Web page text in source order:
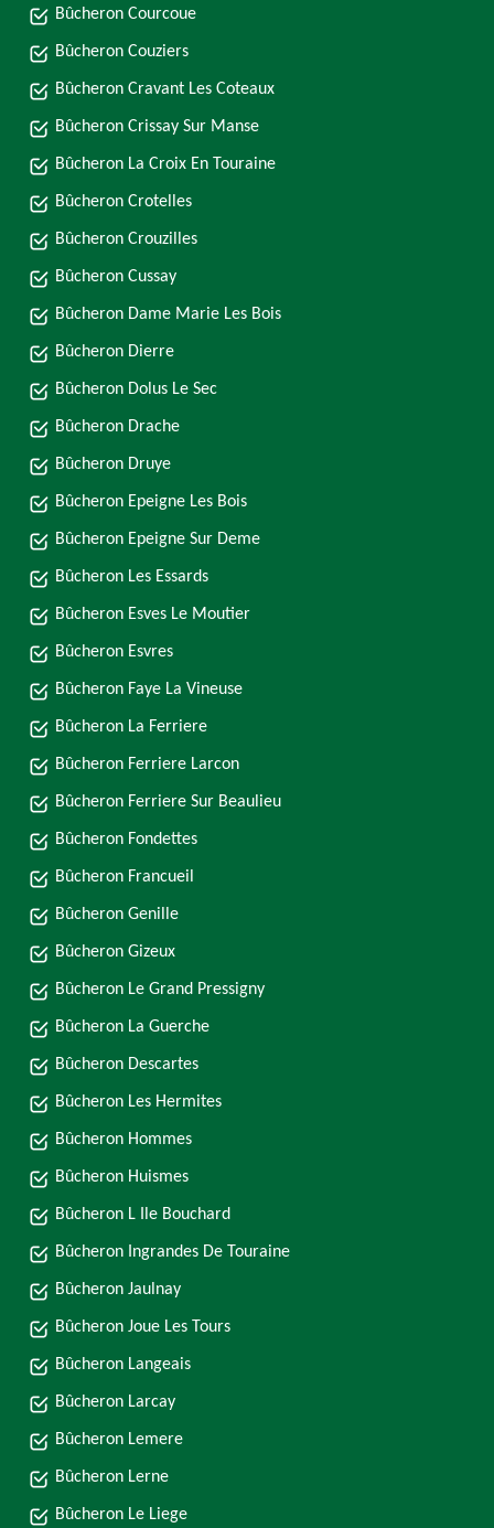
Bûcheron Courcoue
Bûcheron Couziers
Bûcheron Cravant Les Coteaux
Bûcheron Crissay Sur Manse
Bûcheron La Croix En Touraine
Bûcheron Crotelles
Bûcheron Crouzilles
Bûcheron Cussay
Bûcheron Dame Marie Les Bois
Bûcheron Dierre
Bûcheron Dolus Le Sec
Bûcheron Drache
Bûcheron Druye
Bûcheron Epeigne Les Bois
Bûcheron Epeigne Sur Deme
Bûcheron Les Essards
Bûcheron Esves Le Moutier
Bûcheron Esvres
Bûcheron Faye La Vineuse
Bûcheron La Ferriere
Bûcheron Ferriere Larcon
Bûcheron Ferriere Sur Beaulieu
Bûcheron Fondettes
Bûcheron Francueil
Bûcheron Genille
Bûcheron Gizeux
Bûcheron Le Grand Pressigny
Bûcheron La Guerche
Bûcheron Descartes
Bûcheron Les Hermites
Bûcheron Hommes
Bûcheron Huismes
Bûcheron L Ile Bouchard
Bûcheron Ingrandes De Touraine
Bûcheron Jaulnay
Bûcheron Joue Les Tours
Bûcheron Langeais
Bûcheron Larcay
Bûcheron Lemere
Bûcheron Lerne
Bûcheron Le Liege